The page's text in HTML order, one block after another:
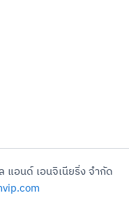
อนด์ เอนจิเนียริ่ง จำกัด